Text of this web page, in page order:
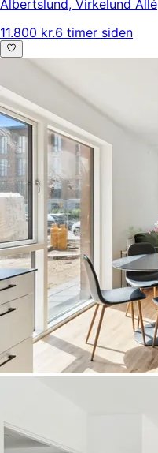
Albertslund, Virkelund Allé
11.800 kr.6 timer siden